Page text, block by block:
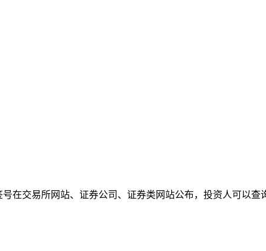
在交易所网站、证券公司、证券类网站公布，投资人可以查